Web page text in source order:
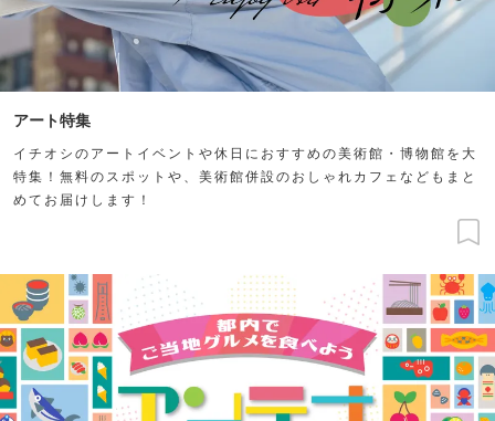
アート特集
イチオシのアートイベントや休日におすすめの美術館・博物館を大
特集！無料のスポットや、美術館併設のおしゃれカフェなどもまと
めてお届けします！